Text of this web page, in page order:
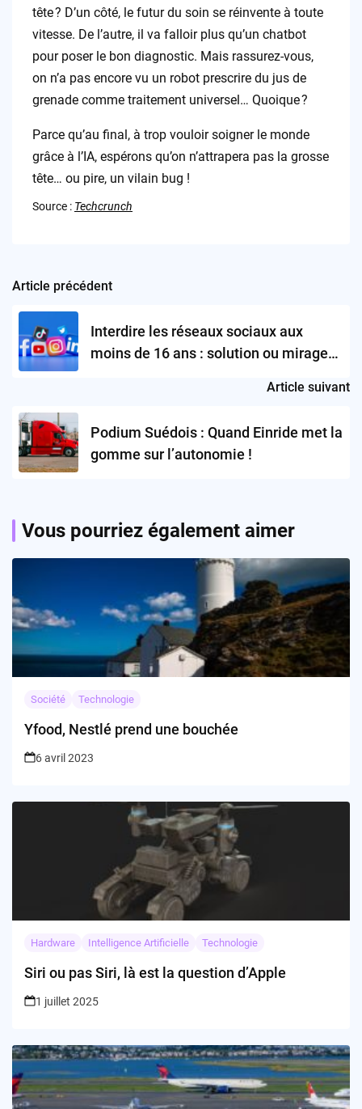
tête ? D’un côté, le futur du soin se réinvente à toute
vitesse. De l’autre, il va falloir plus qu’un chatbot
pour poser le bon diagnostic. Mais rassurez-vous,
on n’a pas encore vu un robot prescrire du jus de
grenade comme traitement universel… Quoique ?
Parce qu’au final, à trop vouloir soigner le monde
grâce à l’IA, espérons qu’on n’attrapera pas la grosse
tête… ou pire, un vilain bug !
Source : Techcrunch
Post
navigation
Article précédent
Interdire les réseaux sociaux aux
moins de 16 ans : solution ou mirage
Article suivant
Podium Suédois : Quand Einride met la
gomme sur l’autonomie !
Vous pourriez également aimer
Société Technologie
Yfood, Nestlé prend une bouchée
6 avril 2023
Hardware Intelligence Artificielle Technologie
Siri ou pas Siri, là est la question d’Apple
1 juillet 2025